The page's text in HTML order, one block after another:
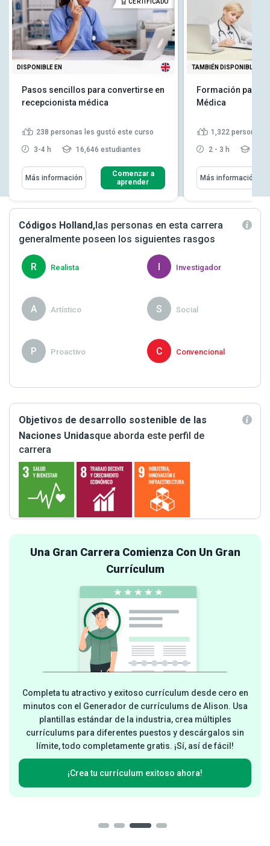
DISPONIBLE EN
Pasos sencillos para convertirse en
recepcionista médica
238 personas les gustó este curso
3-4 h 16,646 estudiantes
Más información
Comenzar a
aprender
TAMBIÉN DISPONIBLE EN
Formación para
Médica
1,322 personas
2 - 3 h
Más información
Códigos Holland, las personas en esta carrera
generalmente poseen los siguientes rasgos
R Realista Investigador
A Artístico S Social
P Proactivo C Convencional
Objetivos de desarrollo sostenible de las
Naciones Unidasque aborda este perfil de
carrera
Una Gran Carrera Comienza Con Un Gran
Currículum
Completa tu atractivo y exitoso currículum desde cero en
minutos con el Generador de currículums de Alison. Usa
plantillas estándar de la industria, crea múltiples
currículums para diferentes puestos y descárgalos sin
límite, todo completamente gratis. ¡Sí, así de fácil!
¡Crea tu currículum exitoso ahora!